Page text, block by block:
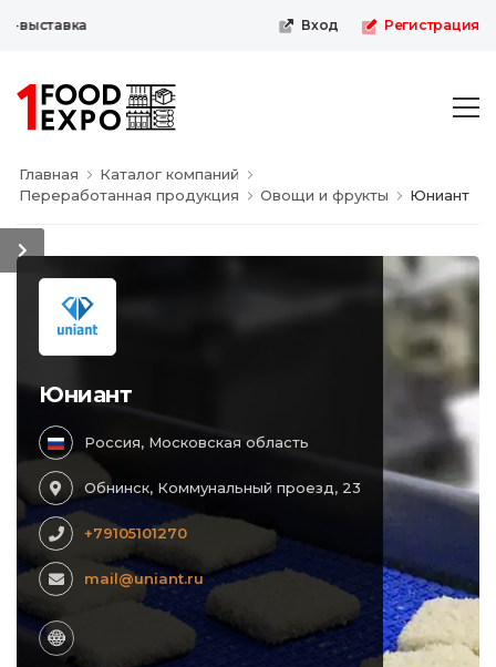
Вход Регистрация
Главная
Каталог компаний
Переработанная продукция
Овощи и фрукты Юниант
Юниант
Россия, Московская область
Обнинск, Коммунальный проезд, 23
+79105101270
mail@uniant.ru